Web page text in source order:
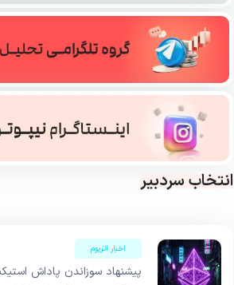
انتخاب سردبیر
اخبار اتریوم
پیشنهاد سوزاندن پاداش